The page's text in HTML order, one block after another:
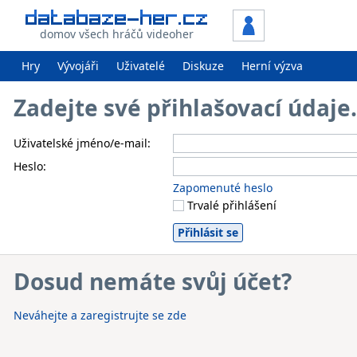
domov všech hráčů videoher
Hry Vývojáři Uživatelé Diskuze Herní výzva
Zadejte své přihlašovací
Uživatelské jméno/e-mail:
Heslo:
Zapomenuté heslo
Trvalé přihlášení
Dosud nemáte svůj účet?
Neváhejte a zaregistrujte se zde